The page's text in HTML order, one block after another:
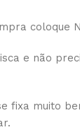
e não
fixa muito